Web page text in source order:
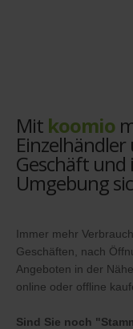
Mit koomio
Geschäft
Umgebung
Immer mehr
Geschäften, nach
Angeboten in der
online oder offline
Sind Sie noch